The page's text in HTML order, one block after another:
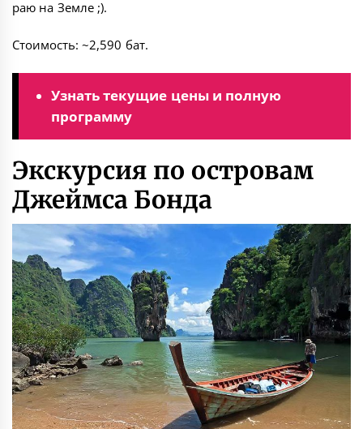
раю на Земле ;).
Стоимость: ~2,590 бат.
Узнать текущие цены и полную
программу
Экскурсия по островам
Джеймса Бонда